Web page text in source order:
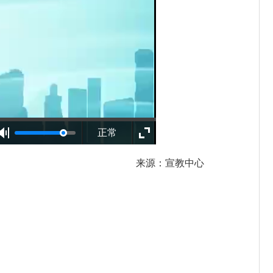
正常
来源：宣教中心